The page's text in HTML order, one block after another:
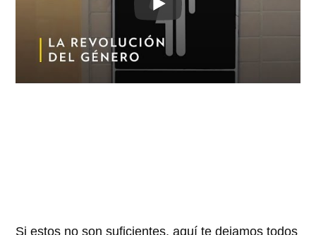
Si estos no son suficientes, aquí te dejamos todos